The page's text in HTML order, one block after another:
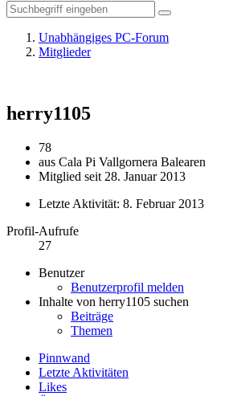
Unabhängiges PC-Forum
Mitglieder
herry1105
78
aus Cala Pi Vallgornera Balearen
Mitglied seit 28. Januar 2013
Letzte Aktivität: 8. Februar 2013
Profil-Aufrufe
27
Benutzer
Benutzerprofil melden
Inhalte von herry1105 suchen
Beiträge
Themen
Pinnwand
Letzte Aktivitäten
Likes